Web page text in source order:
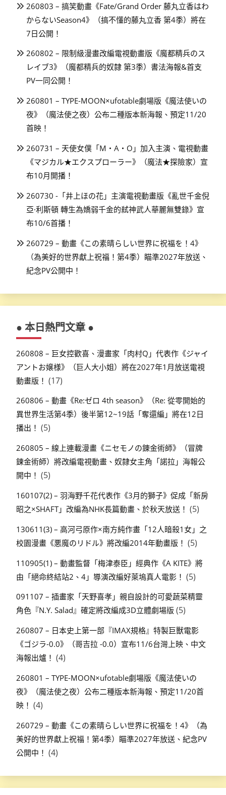
260803 – 搞笑動畫《Fate/Grand Order 藤丸立香はわ
からないSeason4》（搞不懂的藤丸立香 第4季）將在
7日公開！
260802 – 限制級漫畫改編電視動畫版《魔都精兵のス
レイブ3》（魔都精兵的奴隸 第3季）書法海報&首支
PV一同公開！
260801 – TYPE-MOON×ufotable劇場版《魔法使いの
夜》（魔法使之夜）公布二種版本新海報、預定11/20
首映！
260731 – 天使女僕「M・A・O」加入主演、電視動畫
《マジカル★エクスプローラー》（魔法★探險家）宣
布10月開播！
260730 -「井上ほの花」主演電視動畫版《亂世千金倪
亞·利斯頓 轉生為嬌弱千金的弒神武人華麗無雙錄》宣
布10/6首播！
260729 – 動畫《この素晴らしい世界に祝福を！4》
（為美好的世界獻上祝福！第4季）瞄準2027年放送、
紀念PV公開中！
● 本日熱門文章 ●
260808 – 巨女控歡喜、漫畫家「肉村Q」代表作《ジャイ
アントお嬢様》（巨人大小姐）將在2027年1月放送電視
動畫版！ (17)
260806 – 動畫《Re:ゼロ 4th season》（Re: 從零開始的
異世界生活第4季）後半第12~19話「奪還編」將在12日
播出！ (5)
260805 – 線上連載漫畫《ニセモノの錬金術師》（冒牌
鍊金術師）將改編電視動畫、奴隸女主角「諾拉」海報公
開中！ (5)
160107(2) – 羽海野千花代表作《3月的獅子》促成「新房
昭之×SHAFT」改編為NHK長篇動畫、於秋天放送！ (5)
130611(3) – 高河弓原作×南方純作畫「12人暗殺1女」之
校園漫畫《悪魔のリドル》將改編2014年動畫版！ (5)
110905(1) – 動畫監督「梅津泰臣」經典作《A KITE》將
由「絕命終結站2、4」導演改編好萊塢真人電影！ (5)
091107 – 插畫家「天野喜孝」親自設計的可愛蔬菜精靈
角色『N.Y. Salad』確定將改編成3D立體劇場版 (5)
260807 – 日本史上第一部『IMAX規格』特製巨獸電影
《ゴジラ-0.0》（哥吉拉 -0.0）宣布11/6台灣上映、中文
海報出爐！ (4)
260801 – TYPE-MOON×ufotable劇場版《魔法使いの
夜》（魔法使之夜）公布二種版本新海報、預定11/20首
映！ (4)
260729 – 動畫《この素晴らしい世界に祝福を！4》（為
美好的世界獻上祝福！第4季）瞄準2027年放送、紀念PV
公開中！ (4)